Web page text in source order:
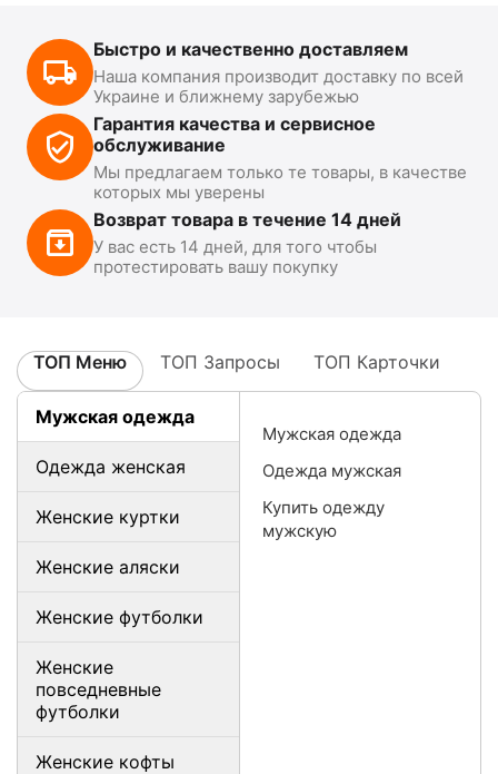
Быстро и качественно доставляем
Наша компания производит доставку по всей
Украине и ближнему зарубежью
Гарантия качества и сервисное
обслуживание
Мы предлагаем только те товары, в качестве
которых мы уверены
Возврат товара в течение 14 дней
У вас есть 14 дней, для того чтобы
протестировать вашу покупку
ТОП Меню ТОП Запросы ТОП Карточки
Мужская одежда
Одежда женская
Женские куртки
Женские аляски
Женские футболки
Женские
повседневные
футболки
Женские кофты
Мужская одежда
Одежда мужская
Купить одежду
мужскую